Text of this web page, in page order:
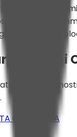
primarie per
non
e
dei Tuoi
rigore
OCULISTICA